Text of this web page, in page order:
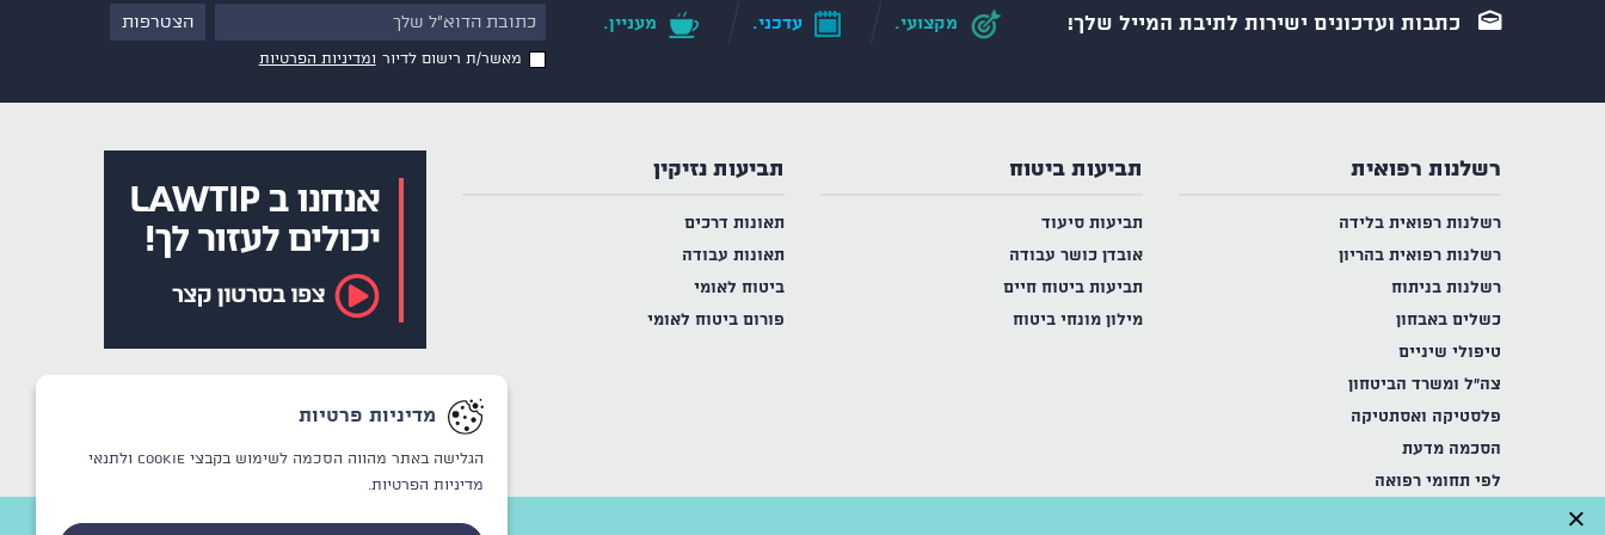
כתבות ועדכונים ישירות לתיבת המייל שלך! מקצועי. עדכני. מעניין.
מאשר/ת רישום לדיור ומדיניות הפרטיות
רשלנות רפואית
רשלנות רפואית בלידה
רשלנות רפואית בהריון
רשלנות בניתוח
כשלים באבחון
טיפולי שיניים
צה"ל ומשרד הביטחון
פלסטיקה ואסתטיקה
הסכמה מדעת
לפי תחומי רפואה
תביעות ביטוח
תביעות סיעוד
אובדן כושר עבודה
תביעות ביטוח חיים
מילון מונחי ביטוח
תביעות נזיקין
תאונות דרכים
תאונות עבודה
ביטוח לאומי
פורום ביטוח לאומי
×
מדיניות פרטיות
הגלישה באתר מהווה הסכמה לשימוש בקבצי Cookie
ולתנאי
מדיניות הפרטיות.